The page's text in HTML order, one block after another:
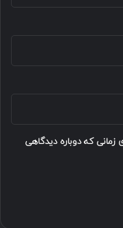
زمانی که دوباره دیدگاهی